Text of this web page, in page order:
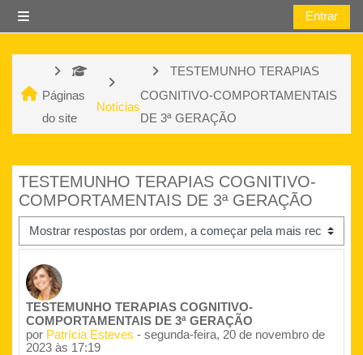
Entrar
Páginas
do site
Notícias
TESTEMUNHO TERAPIAS
COGNITIVO-COMPORTAMENTAIS
DE 3ª GERAÇÃO
TESTEMUNHO TERAPIAS COGNITIVO-
COMPORTAMENTAIS DE 3ª GERAÇÃO
TESTEMUNHO TERAPIAS COGNITIVO-
COMPORTAMENTAIS DE 3ª GERAÇÃO
por Patrícia Esteves - segunda-feira, 20 de novembro de
2023 às 17:19
Número de respostas: 0